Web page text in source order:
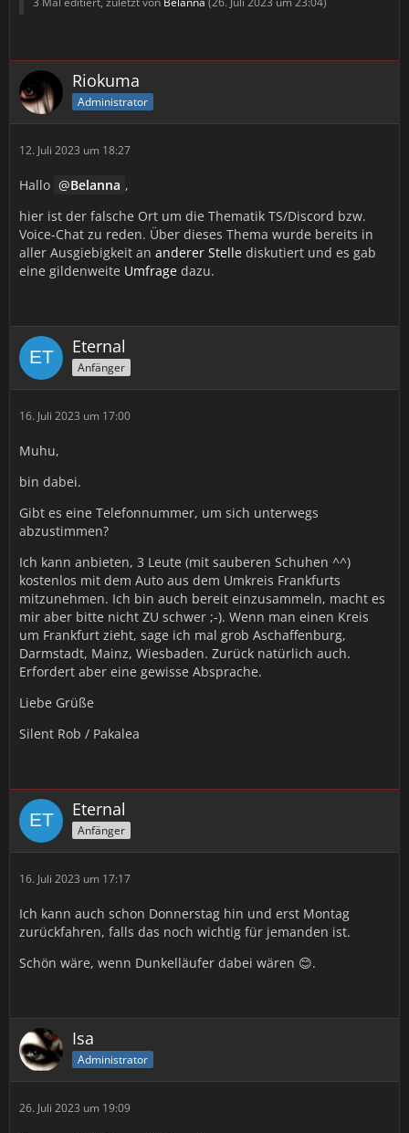
Riokuma
Administrator
12. Juli 2023 um 18:27
Hallo Belanna ,
hier ist der falsche Ort um die Thematik TS/Discord bzw.
Voice-Chat zu reden. Über dieses Thema wurde bereits in
aller Ausgiebigkeit an anderer Stelle diskutiert und es gab
eine gildenweite Umfrage dazu.
Eternal
Anfänger
16. Juli 2023 um 17:00
Muhu,
bin dabei.
Gibt es eine Telefonnummer, um sich unterwegs
abzustimmen?
Ich kann anbieten, 3 Leute (mit sauberen Schuhen ^^)
kostenlos mit dem Auto aus dem Umkreis Frankfurts
mitzunehmen. Ich bin auch bereit einzusammeln, macht es
mir aber bitte nicht ZU schwer ;-). Wenn man einen Kreis
um Frankfurt zieht, sage ich mal grob Aschaffenburg,
Darmstadt, Mainz, Wiesbaden. Zurück natürlich auch.
Erfordert aber eine gewisse Absprache.
Liebe Grüße
Silent Rob / Pakalea
Eternal
Anfänger
16. Juli 2023 um 17:17
Ich kann auch schon Donnerstag hin und erst Montag
zurückfahren, falls das noch wichtig für jemanden ist.
Schön wäre, wenn Dunkelläufer dabei wären 😊.
Isa
Administrator
26. Juli 2023 um 19:09